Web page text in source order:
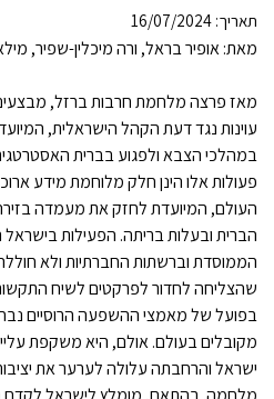
תאריך: 16/07/2024
מאת: אופיר בראל, ורה מיכלין-שפיר,
מאז פרצה מלחמת חרבות ברזל, מבצעים
עוינות נגד דעת הקהל הישראלית,
במהלכי הצבא ולפגוע בברית
פעולות אלו הינן חלק מלוחמת מידע
העולם, המיועדת לחזק את מעמדה
הברית ובעלות בריתה. הפעילות
הממוסדת וברשתות החברתיות ולא
שהצליחה לחדור לפרקטים לשיח
בפועל של מאמצי ההשפעה הרוסיים
מקובלים בעולם. אולם, היא משקפת
ישראל והרחבתה עלולה לערער את